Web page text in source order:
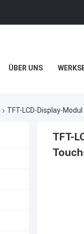
ÜBER UNS
TFT-LCD-Display-
TFT-